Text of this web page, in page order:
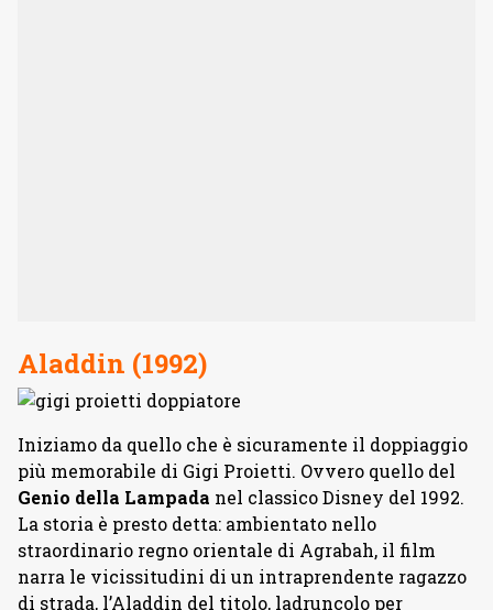
Aladdin (1992)
Iniziamo da quello che è sicuramente il doppiaggio
più memorabile di Gigi Proietti. Ovvero quello del
Genio della Lampada nel classico Disney del 1992.
La storia è presto detta: ambientato nello
straordinario regno orientale di Agrabah, il film
narra le vicissitudini di un intraprendente ragazzo
di strada, l’Aladdin del titolo, ladruncolo per